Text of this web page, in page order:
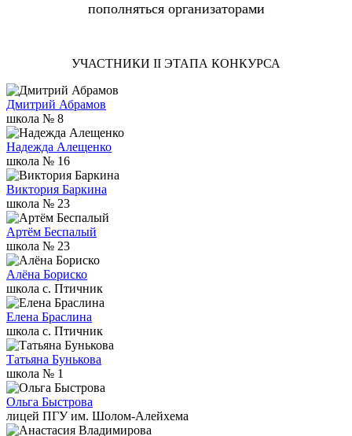
пополняться организаторами
УЧАСТНИКИ II ЭТАПА КОНКУРСА
Дмитрий Абрамов
школа № 8
Надежда Алещенко
школа № 16
Виктория Баркина
школа № 23
Артём Беспалый
школа № 23
Алёна Бориско
школа c. Птичник
Елена Браслина
школа c. Птичник
Татьяна Бунькова
школа № 1
Ольга Быстрова
лицей ПГУ им. Шолом-Алейхема